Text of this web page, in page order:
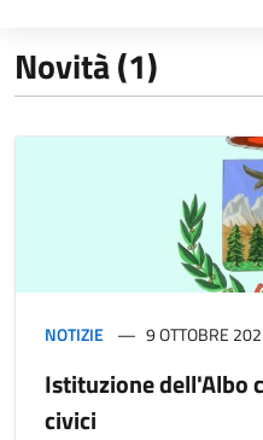
Novità (1)
NOTIZIE 9 OTTOBRE
Istituzione dell'Albo
civici